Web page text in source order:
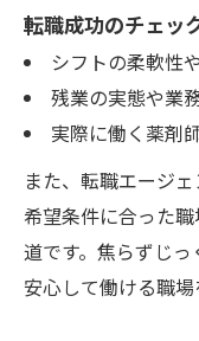
転職成功のチェッ
シフトの柔軟性
残業の実態や業
実際に働く薬剤
また、転職エージ
希望条件に合った
道です。焦らずじ
安心して働ける職場